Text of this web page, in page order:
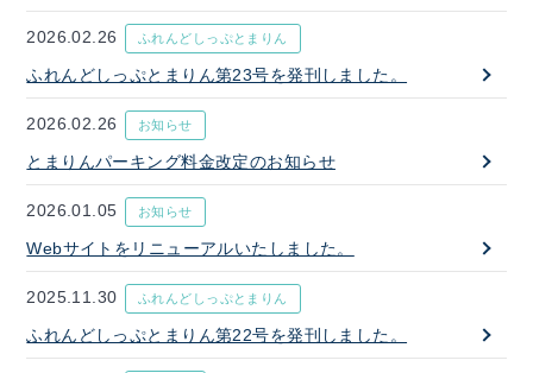
2026.02.26 ふれんどしっぷとまりん
ふれんどしっぷとまりん第23号を発刊しました。
2026.02.26 お知らせ
とまりんパーキング料金改定のお知らせ
2026.01.05 お知らせ
Webサイトをリニューアルいたしました。
2025.11.30 ふれんどしっぷとまりん
ふれんどしっぷとまりん第22号を発刊しました。